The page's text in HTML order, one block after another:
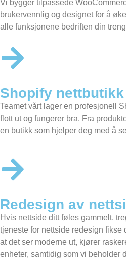
Vi bygger tilpassede
brukervennlig og designet for å
alle funksjonene bedriften din
Shopify nettbutikk
Teamet vårt lager en profesjonell
flott ut og fungerer bra. Fra
en butikk som hjelper deg med å
Redesign av
Hvis nettside ditt føles gammelt,
tjeneste for nettside redesign fikse
at det ser moderne ut, kjører
enheter, samtidig som vi beholder